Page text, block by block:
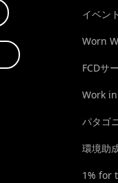
イベント
Worn
FCDサ
Work
パタゴ
環境助
1% for